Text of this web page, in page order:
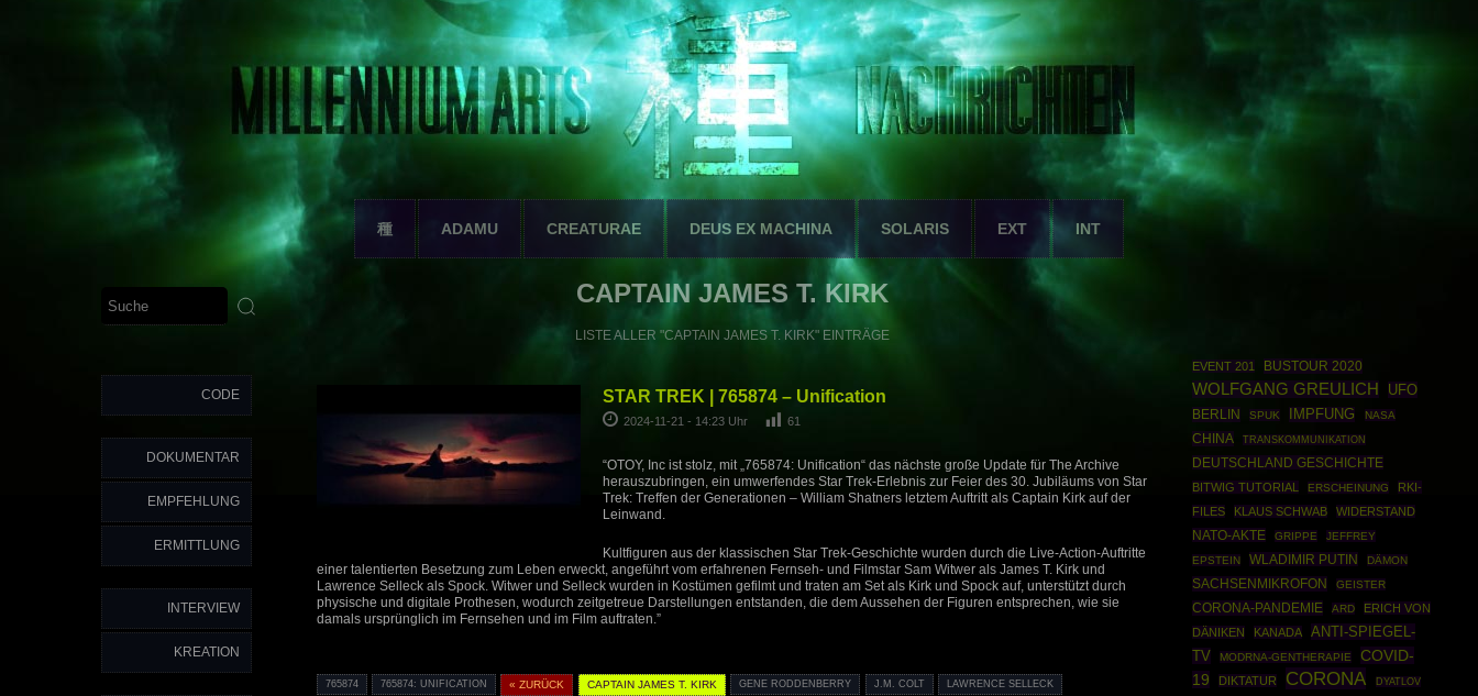
種 ADAMU CREATURAE DEUS EX MACHINA SOLARIS EXT INT
CODE
DOKUMENTAR
EMPFEHLUNG
ERMITTLUNG
INTERVIEW
KREATION
CAPTAIN JAMES T. KIRK
LISTE ALLER "CAPTAIN JAMES T. KIRK" EINTRÄGE
STAR TREK | 765874 – Unification
2024-11-21 - 14:23 Uhr 61
“OTOY, Inc ist stolz, mit „765874: Unification“ das nächste große Update für The Archive
herauszubringen, ein umwerfendes Star Trek-Erlebnis zur Feier des 30. Jubiläums von Star
Trek: Treffen der Generationen – William Shatners letztem Auftritt als Captain Kirk auf der
Leinwand.
Kultfiguren aus der klassischen Star Trek-Geschichte wurden durch die Live-Action-Auftritte
einer talentierten Besetzung zum Leben erweckt, angeführt vom erfahrenen Fernseh- und Filmstar Sam Witwer als James T. Kirk und
Lawrence Selleck als Spock. Witwer und Selleck wurden in Kostümen gefilmt und traten am Set als Kirk und Spock auf, unterstützt durch
physische und digitale Prothesen, wodurch zeitgetreue Darstellungen entstanden, die dem Aussehen der Figuren entsprechen, wie sie
damals ursprünglich im Fernsehen und im Film auftraten.”
765874 765874: UNIFICATION « ZURÜCK CAPTAIN JAMES T. KIRK GENE RODDENBERRY J.M. COLT LAWRENCE SELLECK
EVENT 201 BUSTOUR 2020
WOLFGANG GREULICH UFO
BERLIN SPUK IMPFUNG NASA
CHINA TRANSKOMMUNIKATION
DEUTSCHLAND GESCHICHTE
BITWIG TUTORIAL ERSCHEINUNG
RKI-
FILES
KLAUS SCHWAB WIDERSTAND
NATO-AKTE GRIPPE
JEFFREY
EPSTEIN
WLADIMIR PUTIN DÄMON
SACHSENMIKROFON GEISTER
CORONA-PANDEMIE ARD
ERICH VON
DÄNIKEN
KANADA
ANTI-SPIEGEL-
TV
MODRNA-GENTHERAPIE
COVID-
19
DIKTATUR CORONA DYATLOV